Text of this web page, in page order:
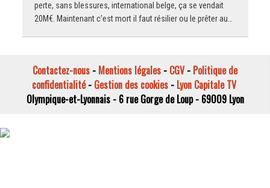
perte, sans blessures, international belge, ça se vendait
20M€. Maintenant c’est mort il faut résilier ou le prêter au…
Contactez-nous - Mentions légales - CGV- Politique de
confidentialité- Gestion des cookies- Lyon Capitale TV
Olympique-et-Lyonnais - 6 rue Gorge de Loup - 69009 Lyon